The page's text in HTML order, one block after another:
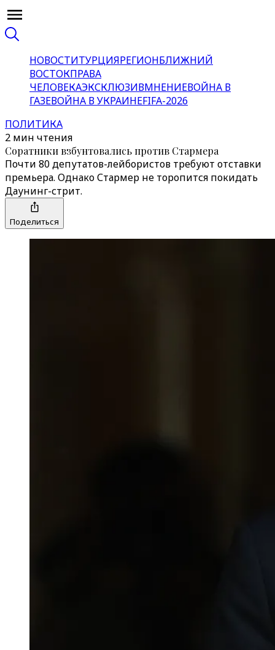
НОВОСТИТУРЦИЯРЕГИОНБЛИЖНИЙ
ВОСТОКПРАВА
ЧЕЛОВЕКАЭКСКЛЮЗИВМНЕНИЕВОЙНА В
ГАЗЕВОЙНА В УКРАИНЕFIFA-2026
ПОЛИТИКА
2 мин чтения
Соратники взбунтовались против Стармера
Почти 80 депутатов-лейбористов требуют отставки
премьера. Однако Стармер не торопится покидать
Даунинг-стрит.
Поделиться